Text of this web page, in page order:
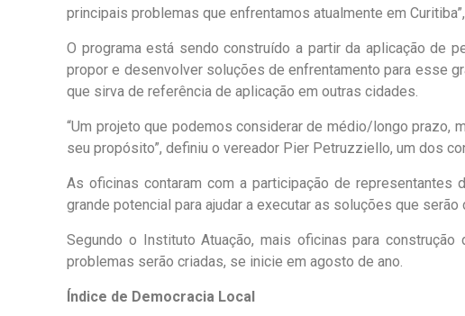
principais problemas que enfrentamos atualmente em
O programa está sendo construído a partir da aplicação de
propor e desenvolver soluções de enfrentamento para esse
que sirva de referência de aplicação em outras cidades.
“Um projeto que podemos considerar de médio/longo prazo,
seu propósito”, definiu o vereador Pier Petruzziello, um dos
As oficinas contaram com a participação de representantes
grande potencial para ajudar a executar as soluções que
Segundo o Instituto Atuação, mais oficinas para
problemas serão criadas, se inicie em agosto de ano.
Índice de Democracia Local